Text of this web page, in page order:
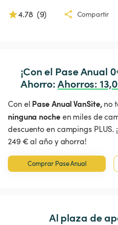
4.78 (9) Compartir
¡Con el Pase Anual
Ahorro: Ahorros:
Con el Pase Anual VanSite, no
ninguna nocheen miles de
descuento en campings
249 € al año y ahorra!
Comprar Pase Anual
Al plaza de